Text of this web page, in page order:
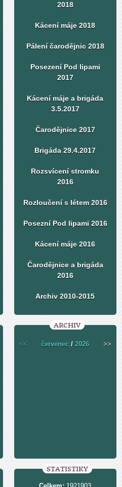
2018
Kácení máje 2018
Pálení čarodějnic 2018
Posezení Pod lipami
2017
Kácení máje a brigáda
3.5.2017
Čarodějnice 2017
Brigáda 29.4.2017
Rozsvícení stromku
2016
Rozloučení s létem 2016
Posezní Pod lipami 2016
Kácení máje 2016
Čarodějnice a brigáda
2016
Archiv 2010-2015
ARCHIV
<< červenec /2026 >>
STATISTIKY